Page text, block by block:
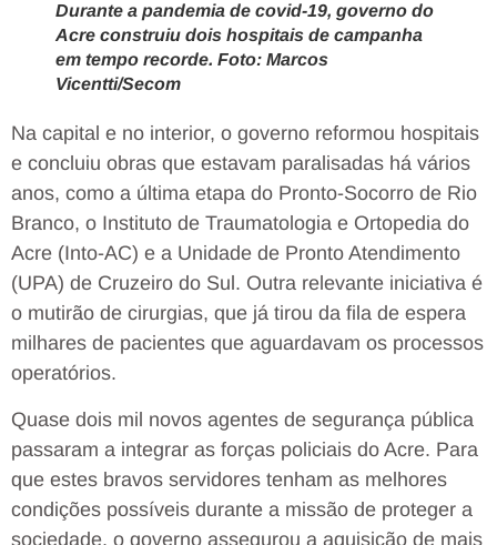
Durante a pandemia de covid-19, governo do
Acre construiu dois hospitais de campanha
em tempo recorde. Foto: Marcos
Vicentti/Secom
Na capital e no interior, o governo reformou hospitais
e concluiu obras que estavam paralisadas há vários
anos, como a última etapa do Pronto-Socorro de Rio
Branco, o Instituto de Traumatologia e Ortopedia do
Acre (Into-AC) e a Unidade de Pronto Atendimento
(UPA) de Cruzeiro do Sul. Outra relevante iniciativa é
o mutirão de cirurgias, que já tirou da fila de espera
milhares de pacientes que aguardavam os processos
operatórios.
Quase dois mil novos agentes de segurança pública
passaram a integrar as forças policiais do Acre. Para
que estes bravos servidores tenham as melhores
condições possíveis durante a missão de proteger a
sociedade, o governo assegurou a aquisição de mais